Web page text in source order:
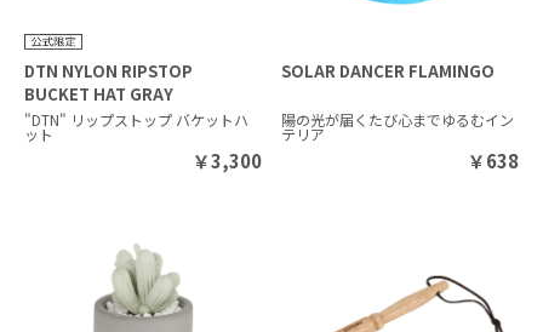
DTN NYLON RIPSTOP
BUCKET HAT GRAY
"DTN" リップストップ バケットハ
ット
￥3,300
SOLAR DANCER FLAMINGO
陽の光が届くたび心までゆるむイン
テリア
￥638